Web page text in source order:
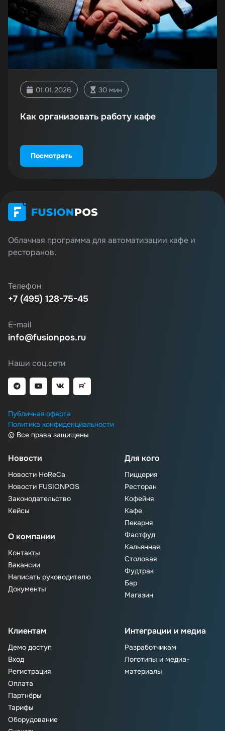
01.01.2026 30 мин
Как организовать работу кафе
Посмотреть
Облачная программа для автоматизации кафе и
ресторанов.
Телефон
+7 (495) 128-75-45
E-mail
info@fusionpos.ru
Наши соц.сети
Публичная оферта
Политика конфиденциальности
© Все права защищены
Новости
Новости HoReCa
Новости FUSIONPOS
Законодательство
Кейсы
О компании
Контакты
Вакансии
Написать руководителю
Документы
Для кого
Пиццерия
Ресторан
Кофейня
Кафе
Пекарня
Фастфуд
Кальянная
Столовая
Фудтрак
Бар
Магазин
Клиентам
Демо доступ
Вход
Регистрация
Оплата
Партнёры
Тарифы
Оборудование
Интеграции и медиа
Разработчикам
Логотипы и медиа-
материалы